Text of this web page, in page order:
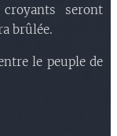
seront
brûlée.
le peuple de